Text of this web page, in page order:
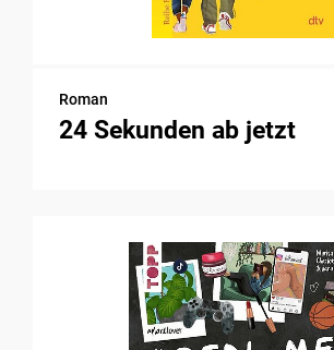
Roman
24 Sekunden ab jetzt